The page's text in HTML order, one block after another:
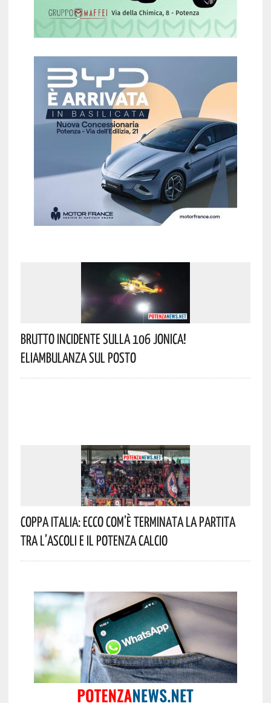
Brutto Incidente Sulla 106 Jonica!
Eliambulanza Sul Posto
Coppa Italia: Ecco Com’è Terminata La Partita
Tra L’Ascoli E Il Potenza Calcio